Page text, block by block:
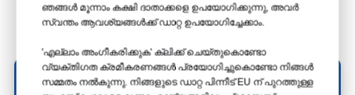
ബൂത്ത് നമ്പർ 35
കൂടുതൽ വായിക്കുക →
ഞങ്ങൾ മൂന്നാം കക്ഷി ദാതാക്കളെ ഉപയോഗിക്കുന്നു, അവർ
സ്വന്തം ആവശ്യങ്ങൾക്ക് ഡാറ്റ ഉപയോഗിച്ചേക്കാം.
'എല്ലാം അംഗീകരിക്കുക' ക്ലിക്ക് ചെയ്തുകൊണ്ടോ
വ്യക്തിഗത ക്രമീകരണങ്ങൾ പ്രയോഗിച്ചുകൊണ്ടോ നിങ്ങൾ
സമ്മതം നൽകുന്നു. നിങ്ങളുടെ ഡാറ്റ പിന്നീട് EU ന് പുറത്തുള്ള